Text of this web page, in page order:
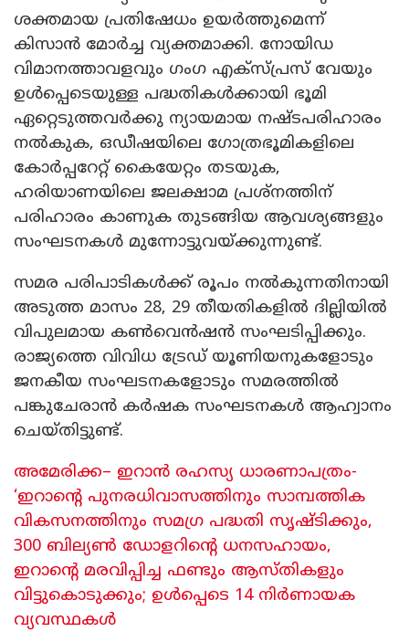
ശക്തമായ പ്രതിഷേധം ഉയർത്തുമെന്ന്
കിസാൻ മോർച്ച വ്യക്തമാക്കി. നോയിഡ
വിമാനത്താവളവും ഗംഗ എക്സ്പ്രസ് വേയും
ഉൾപ്പെടെയുള്ള പദ്ധതികൾക്കായി ഭൂമി
ഏറ്റെടുത്തവർക്കു ന്യായമായ നഷ്ടപരിഹാരം
നൽകുക, ഒഡീഷയിലെ ഗോത്രഭൂമികളിലെ
കോർപ്പറേറ്റ് കൈയേറ്റം തടയുക,
ഹരിയാണയിലെ ജലക്ഷാമ പ്രശ്നത്തിന്
പരിഹാരം കാണുക തുടങ്ങിയ ആവശ്യങ്ങളും
സംഘടനകൾ മുന്നോട്ടുവയ്ക്കുന്നുണ്ട്.
സമര പരിപാടികൾക്ക് രൂപം നൽകുന്നതിനായി
അടുത്ത മാസം 28, 29 തീയതികളിൽ ദില്ലിയിൽ
വിപുലമായ കൺവെൻഷൻ സംഘടിപ്പിക്കും.
രാജ്യത്തെ വിവിധ ട്രേഡ് യൂണിയനുകളോടും
ജനകീയ സംഘടനകളോടും സമരത്തിൽ
പങ്കുചേരാൻ കർഷക സംഘടനകൾ ആഹ്വാനം
ചെയ്തിട്ടുണ്ട്.
അമേരിക്ക– ഇറാൻ രഹസ്യ ധാരണാപത്രം-
‘ഇറാന്റെ പുനരധിവാസത്തിനും സാമ്പത്തിക
വികസനത്തിനും സമഗ്ര പദ്ധതി സൃഷ്ടിക്കും,
300 ബില്യൺ ഡോളറിന്റെ ധനസഹായം,
ഇറാന്റെ മരവിപ്പിച്ച ഫണ്ടും ആസ്തികളും
വിട്ടുകൊടുക്കും; ഉൾപ്പെടെ 14 നിർണായക
വ്യവസ്ഥകൾ